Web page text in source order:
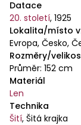
Datace
20. století, 1925
Lokalita/místo
Evropa, Česko,
Rozměry/
Průměr: 152 cm
Materiál
Len
Technika
Šití, Šitá krajka